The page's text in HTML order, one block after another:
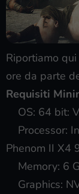
Riportiamo
ore da parte
Requisiti
OS: 64 bit:
Processor:
Phenom II X4
Memory: 6
Graphics: